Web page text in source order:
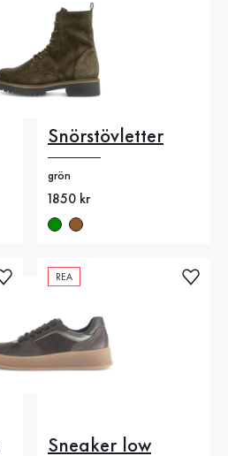
Snörstövletter
grön
Nytt pris
1850 kr
REA
Sneaker low